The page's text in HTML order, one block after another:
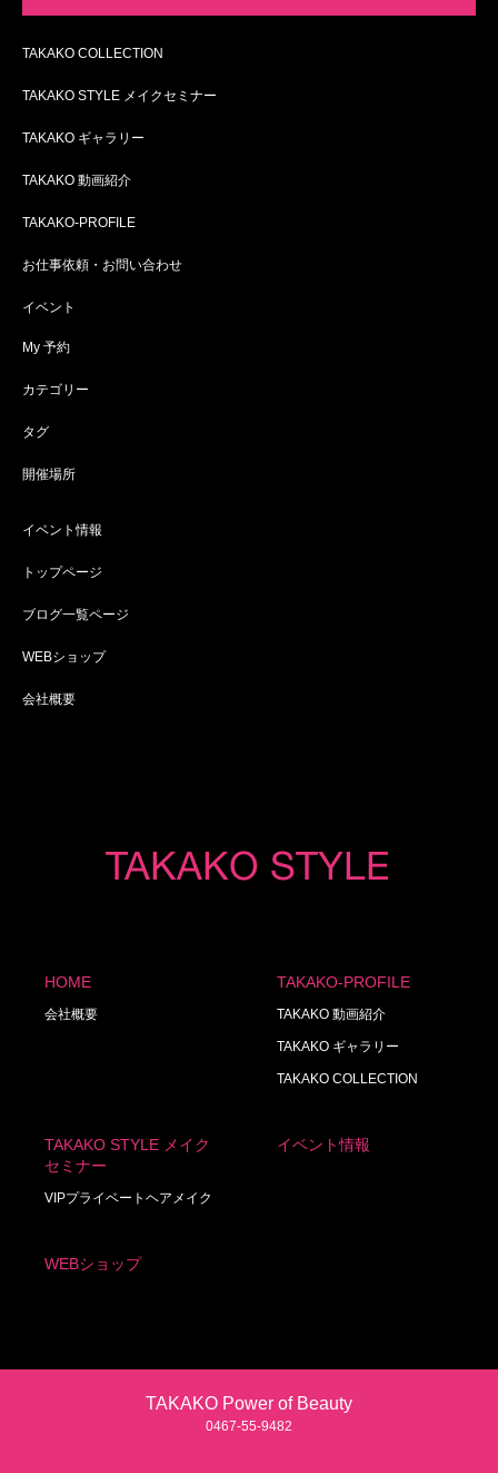
TAKAKO COLLECTION
TAKAKO STYLE メイクセミナー
TAKAKO ギャラリー
TAKAKO 動画紹介
TAKAKO-PROFILE
お仕事依頼・お問い合わせ
イベント
My 予約
カテゴリー
タグ
開催場所
イベント情報
トップページ
ブログ一覧ページ
WEBショップ
会社概要
HOME
会社概要
TAKAKO-PROFILE
TAKAKO 動画紹介
TAKAKO ギャラリー
TAKAKO COLLECTION
TAKAKO STYLE メイク
セミナー
VIPプライベートヘアメイク
イベント情報
WEBショップ
TAKAKO Power of Beauty
0467‐55‐9482